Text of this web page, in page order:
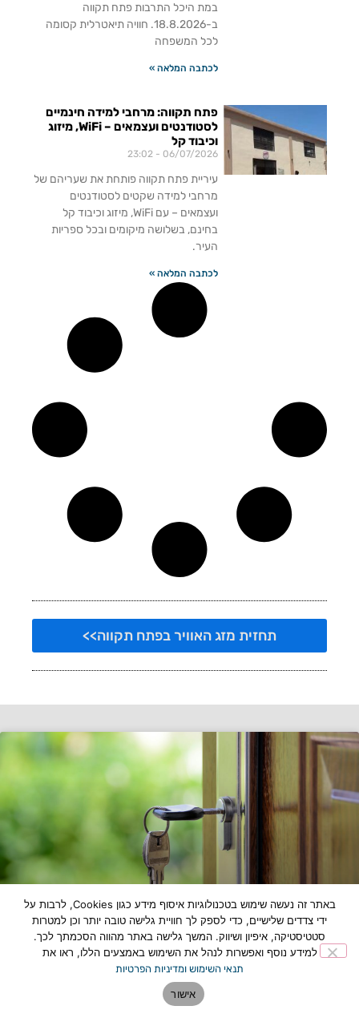
במת היכל התרבות פתח תקווה
ב-18.8.2026. חוויה תיאטרלית קסומה
לכל המשפחה
לכתבה המלאה »
פתח תקווה: מרחבי למידה חינמיים
לסטודנטים ועצמאים – WiFi, מיזוג
וכיבוד קל
06/07/2026
עיריית פתח תקווה פותחת את שעריהם של
מרחבי למידה שקטים לסטודנטים
ועצמאים – עם WiFi, מיזוג וכיבוד קל
בחינם, בשלושה מיקומים ובכל ספריות
העיר.
לכתבה המלאה »
תחזית מזג האוויר בפתח תקווה>>
נתקעתם בחוץ? המדריך המלא לבחירת איש
המקצוע שיציל אתכם
באתר זה נעשה שימוש בטכנולוגיות איסוף מידע כגון Cookies, לרבות על
ידי צדדים שלישיים, כדי לספק לך חוויית גלישה טובה יותר וכן למטרות
סטטיסטיקה, איפיון ושיווק. המשך גלישה באתר מהווה הסכמתך לכך.
למידע נוסף ואפשרות לנהל את השימוש באמצעים הללו, ראו את
תנאי השימוש ומדיניות הפרטיות
אישור